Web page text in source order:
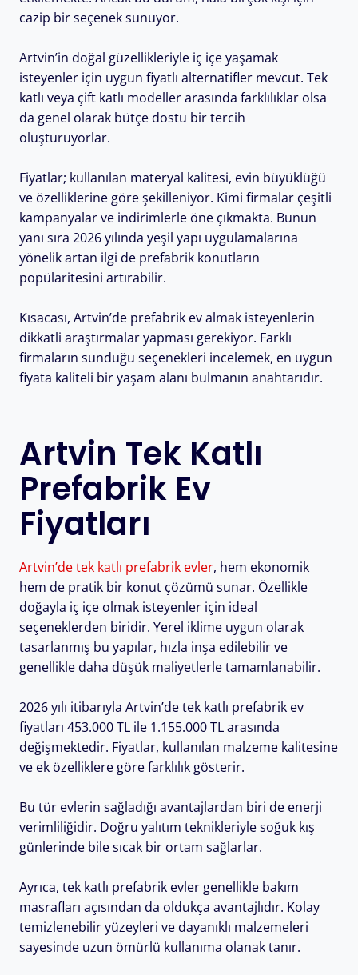
cazip bir seçenek sunuyor.
Artvin’in doğal güzellikleriyle iç içe yaşamak
isteyenler için uygun fiyatlı alternatifler mevcut. Tek
katlı veya çift katlı modeller arasında farklılıklar olsa
da genel olarak bütçe dostu bir tercih
oluşturuyorlar.
Fiyatlar; kullanılan materyal kalitesi, evin büyüklüğü
ve özelliklerine göre şekilleniyor. Kimi firmalar çeşitli
kampanyalar ve indirimlerle öne çıkmakta. Bunun
yanı sıra 2026 yılında yeşil yapı uygulamalarına
yönelik artan ilgi de prefabrik konutların
popülaritesini artırabilir.
Kısacası, Artvin’de prefabrik ev almak isteyenlerin
dikkatli araştırmalar yapması gerekiyor. Farklı
firmaların sunduğu seçenekleri incelemek, en uygun
fiyata kaliteli bir yaşam alanı bulmanın anahtarıdır.
Artvin Tek Katlı
Prefabrik Ev
Fiyatları
Artvin’de tek katlı prefabrik evler, hem ekonomik
hem de pratik bir konut çözümü sunar. Özellikle
doğayla iç içe olmak isteyenler için ideal
seçeneklerden biridir. Yerel iklime uygun olarak
tasarlanmış bu yapılar, hızla inşa edilebilir ve
genellikle daha düşük maliyetlerle tamamlanabilir.
2026 yılı itibarıyla Artvin’de tek katlı prefabrik ev
fiyatları 453.000 TL ile 1.155.000 TL arasında
değişmektedir. Fiyatlar, kullanılan malzeme kalitesine
ve ek özelliklere göre farklılık gösterir.
Bu tür evlerin sağladığı avantajlardan biri de enerji
verimliliğidir. Doğru yalıtım teknikleriyle soğuk kış
günlerinde bile sıcak bir ortam sağlarlar.
Ayrıca, tek katlı prefabrik evler genellikle bakım
masrafları açısından da oldukça avantajlıdır. Kolay
temizlenebilir yüzeyleri ve dayanıklı malzemeleri
sayesinde uzun ömürlü kullanıma olanak tanır.